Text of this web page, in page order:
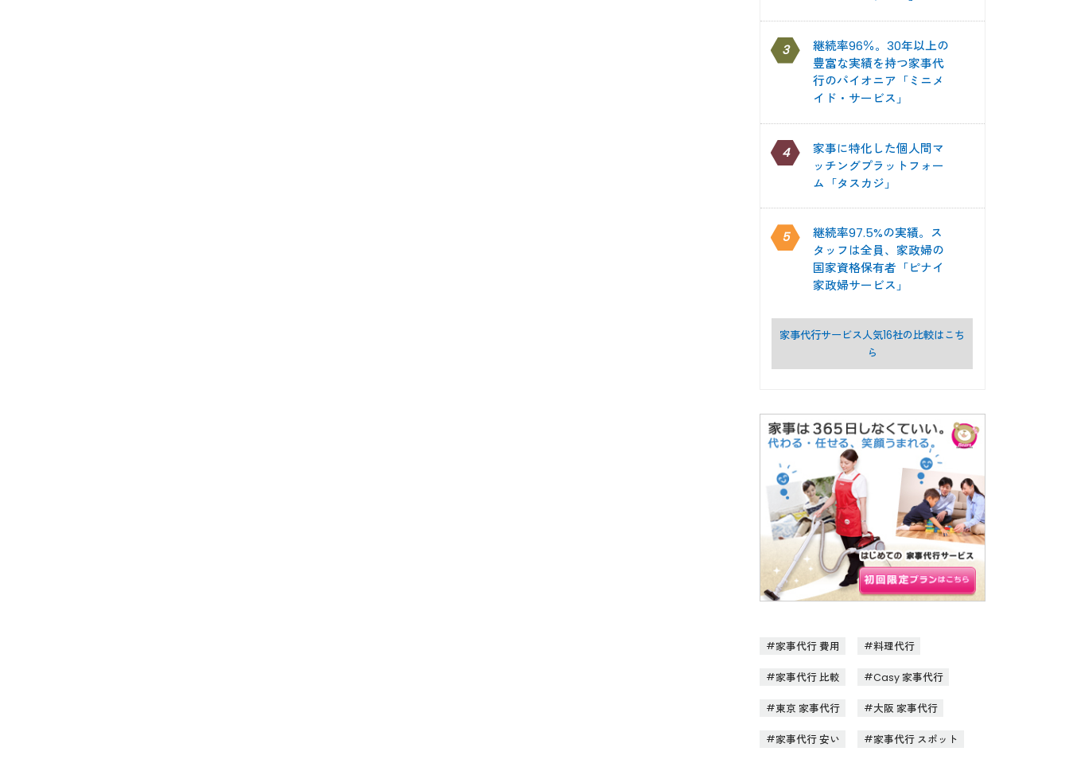
3
継続率96％。30年以上の
豊富な実績を持つ家事代
行のパイオニア「ミニメ
イド・サービス」
4
家事に特化した個人間マ
ッチングプラットフォー
ム「タスカジ」
5
継続率97.5%の実績。ス
タッフは全員、家政婦の
国家資格保有者「ピナイ
家政婦サービス」
家事代行サービス人気16社の比較はこち
ら
家事代行 費用 料理代行
家事代行 比較 Casy 家事代行
東京 家事代行 大阪 家事代行
家事代行 安い 家事代行 スポット